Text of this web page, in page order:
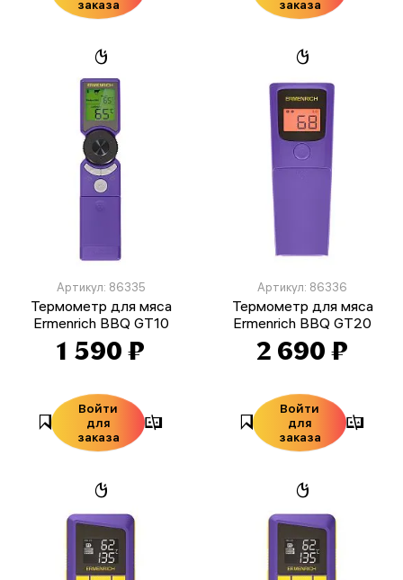
заказа заказа
Артикул: 86335
Термометр для мяса
Ermenrich BBQ GT10
1 590 ₽
Войти
для
заказа
Артикул: 86336
Термометр для мяса
Ermenrich BBQ GT20
2 690 ₽
Войти
для
заказа